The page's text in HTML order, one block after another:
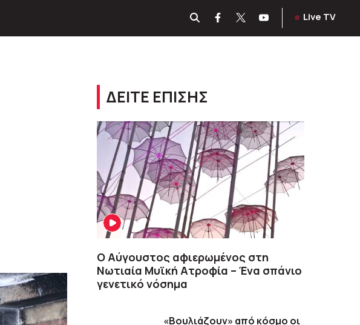
Live TV
ΔΕΙΤΕ ΕΠΙΣΗΣ
Ο Αύγουστος αφιερωμένος στη
Νωτιαία Μυϊκή Ατροφία – Ένα σπάνιο
γενετικό νόσημα
«Βουλιάζουν» από κόσμο οι